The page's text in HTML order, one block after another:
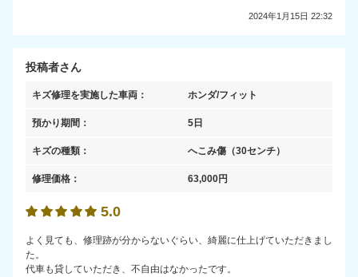
2024年1月15日 22:32
投稿者さん
キズ修理を実施した車両： ホンダ/フィット
預かり期間： 5日
キズの種類： へこみ傷 （30センチ）
修理価格： 63,000円
5.0
よく見ても、修理跡が分からないぐらい、綺麗に仕上げていただきまし
た。
代車も貸していただき、不自由はなかったです。